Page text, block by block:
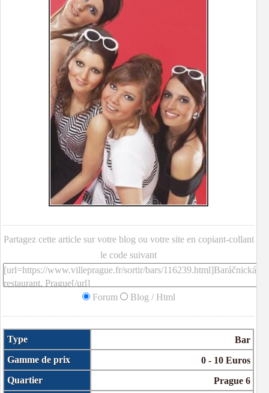
Partagez cette article sur votre blog ou votre site en copiant-collant
le code suivant
Forum Blog / Html
Type
Bar
Gamme de prix
0 - 10 Euros
Quartier
Prague 6